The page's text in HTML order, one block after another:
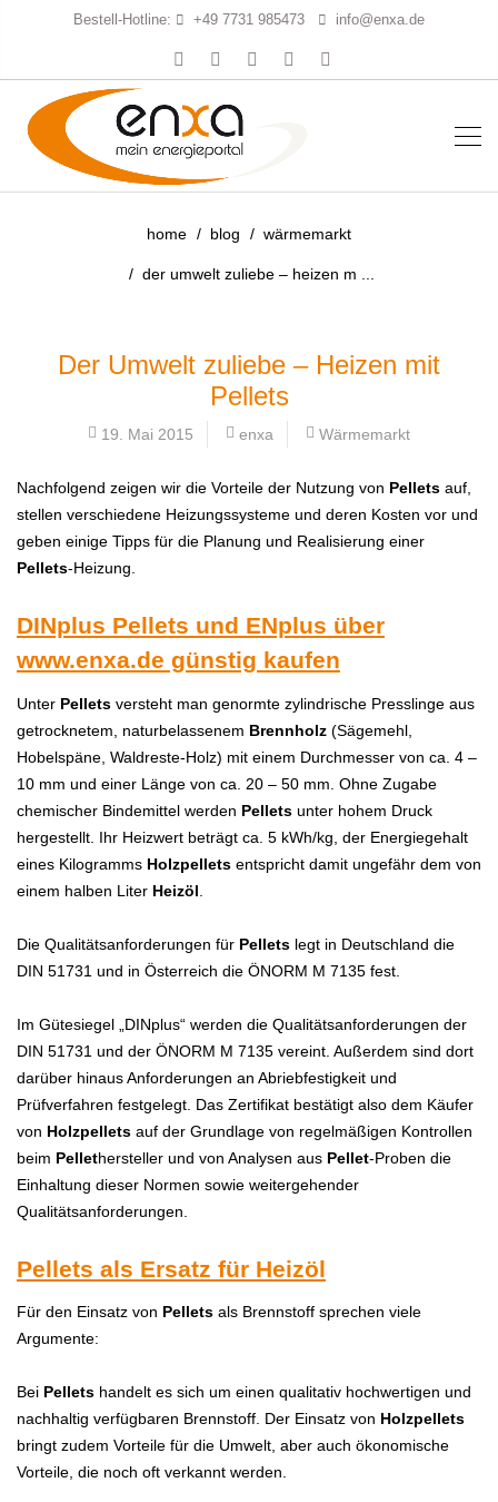
Bestell-Hotline: +49 7731 985473 info@enxa.de
home blog wärmemarkt
der umwelt zuliebe – heizen m ...
Der Umwelt zuliebe – Heizen mit
Pellets
19. Mai 2015 enxa Wärmemarkt
Nachfolgend zeigen wir die Vorteile der Nutzung von Pellets auf,
stellen verschiedene Heizungssysteme und deren Kosten vor und
geben einige Tipps für die Planung und Realisierung einer
Pellets-Heizung.
DINplus Pellets und ENplus über
www.enxa.de günstig kaufen
Unter Pellets versteht man genormte zylindrische Presslinge aus
getrocknetem, naturbelassenem Brennholz (Sägemehl,
Hobelspäne, Waldreste-Holz) mit einem Durchmesser von ca. 4 –
10 mm und einer Länge von ca. 20 – 50 mm. Ohne Zugabe
chemischer Bindemittel werden Pellets unter hohem Druck
hergestellt. Ihr Heizwert beträgt ca. 5 kWh/kg, der Energiegehalt
eines Kilogramms Holzpellets entspricht damit ungefähr dem von
einem halben Liter Heizöl
Die Qualitätsanforderungen für Pellets legt in Deutschland die
DIN 51731 und in Österreich die ÖNORM M 7135 fest.
Im Gütesiegel „DINplus“ werden die Qualitätsanforderungen der
DIN 51731 und der ÖNORM M 7135 vereint. Außerdem sind dort
darüber hinaus Anforderungen an Abriebfestigkeit und
Prüfverfahren festgelegt. Das Zertifikat bestätigt also dem Käufer
von Holzpellets auf der Grundlage von regelmäßigen Kontrollen
beim Pellethersteller und von Analysen aus Pellet-Proben die
Einhaltung dieser Normen sowie weitergehender
Qualitätsanforderungen.
Pellets als Ersatz für Heizöl
Für den Einsatz von Pellets als Brennstoff sprechen viele
Argumente:
Bei Pellets handelt es sich um einen qualitativ hochwertigen und
nachhaltig verfügbaren Brennstoff. Der Einsatz von Holzpellets
bringt zudem Vorteile für die Umwelt, aber auch ökonomische
Vorteile, die noch oft verkannt werden.